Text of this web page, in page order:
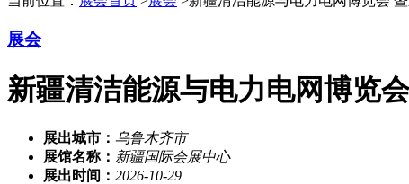
展会
新疆清洁能源与电力电网博览
展出城市： 乌鲁木齐市
展馆名称： 新疆国际会展中心
展出时间： 2026-10-29